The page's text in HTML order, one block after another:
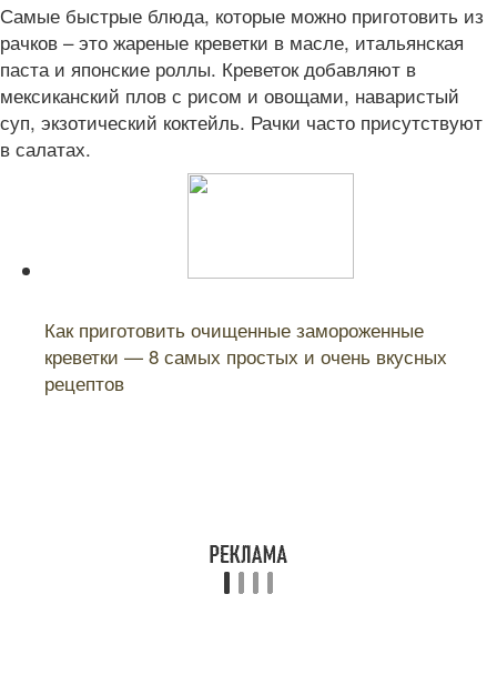
Самые быстрые блюда, которые можно приготовить из
рачков – это жареные креветки в масле, итальянская
паста и японские роллы. Креветок добавляют в
мексиканский плов с рисом и овощами, наваристый
суп, экзотический коктейль. Рачки часто присутствуют
в салатах.
Как приготовить очищенные замороженные
креветки — 8 самых простых и очень вкусных
рецептов